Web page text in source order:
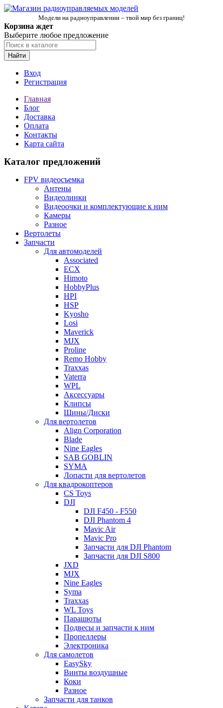
Модели на радиоуправлении – твой мир без границ!
Корзина ждет
Выберите любое предложение
Найти
Вход
Регистрация
Главная
Блог
Доставка
Оплата
Контакты
Карта сайта
Каталог предложений
FPV видеосъемка
Антены
Видеолинки
Видеоочки и комплектующие к ним
Камеры
Разное
Вертолеты
Запчасти
Для автомоделей
Associated
ECX
Himoto
HobbyPlus
HPI
HSP
Kyosho
Losi
Maverick
MJX
Proline
Remo Hobby
Traxxas
Vaterra
WPL
Аксессуары
Клипсы
Шины/Диски
Для вертолетов
Align Corporation
Blade
Nine Eagles
SAB GOBLIN
SYMA
Лопасти для вертолетов
Для квадрокоптеров
CS Toys
DJI
DJI F450 - F550
DJI Phantom 4
Mavic Air
Mavic Pro
Запчасти для DJI Phantom
Запчасти для DJI S800
JXD
MJX
Nine Eagles
Syma
Traxxas
WL Toys
Парашюты
Подвесы и запчасти к ним
Пропеллеры
Электроника
Для самолетов
EasySky
Винты воздушные
Коки
Разное
Запчасти для танков